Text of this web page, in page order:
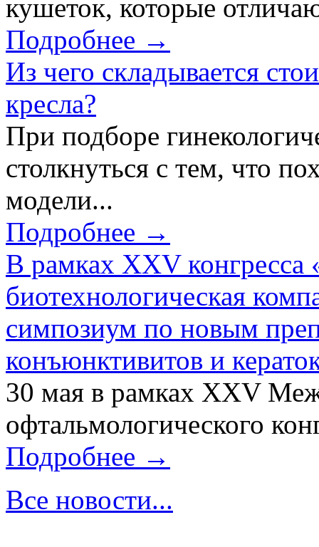
кушеток, которые
Подробнее →
Из чего складывается
кресла?
При подборе
столкнуться с тем, что
модели...
Подробнее →
В рамках XXV конгресса
биотехнологическая
симпозиум по новым
конъюнктивитов и
30 мая в рамках XXV
офтальмологического
Подробнее →
Все новости...